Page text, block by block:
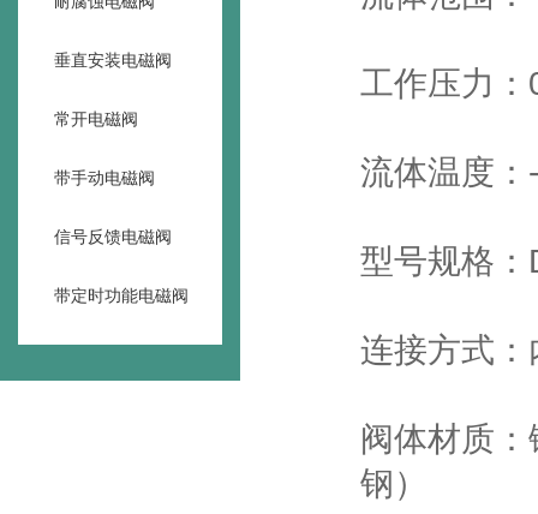
垂直安装电磁阀
常开电磁阀
带手动电磁阀
信号反馈电磁阀
带定时功能电磁阀
工作压力
流体温度
型号规格
连接方式
阀体材质
钢）